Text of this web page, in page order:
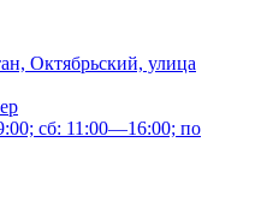
Октябрьский, улица
сб: 11:00—16:00; по